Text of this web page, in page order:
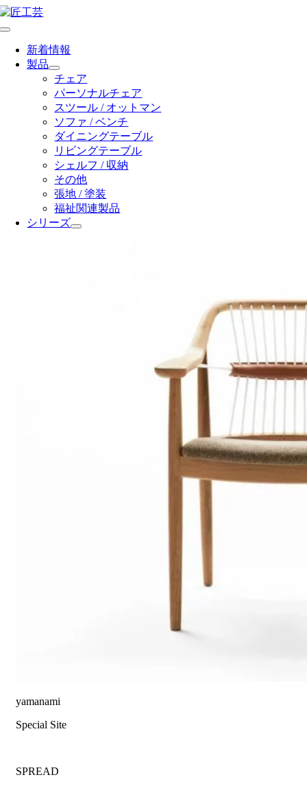
Skip
content
Toggle
Navigation新着情報
製品
チェア
パーソナルチェア
スツール / オットマン
ソファ / ベンチ
ダイニングテーブル
リビングテーブル
シェルフ / 収納
その他
張地 / 塗装
福祉関連製品
シリーズ
yamanami
Special Site
SPREAD